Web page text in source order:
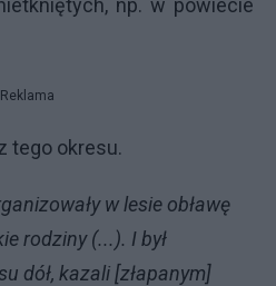
np. w powiecie
Reklama
tego okresu.
w lesie obławę
rodziny (...). I był
dół, kazali [złapanym]